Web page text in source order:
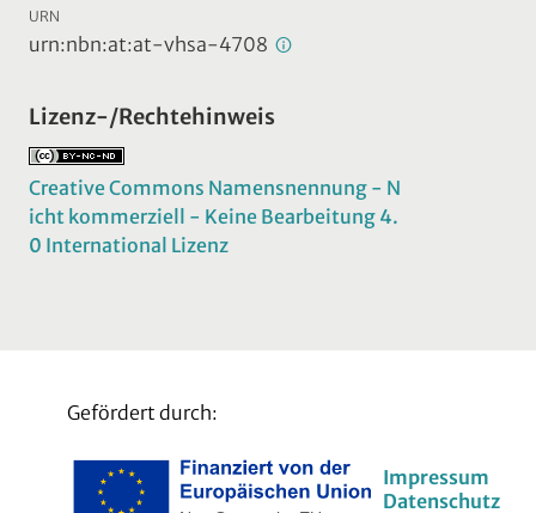
URN
urn:nbn:at:at-vhsa-4708
Lizenz-/Rechtehinweis
Creative Commons Namensnennung - N
icht kommerziell - Keine Bearbeitung 4.
0 International Lizenz
Gefördert durch:
Impressum
Datenschutz